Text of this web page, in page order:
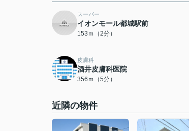
スーパー
イオンモール都城駅前
153ｍ（2分）
皮膚科
酒井皮膚科医院
356ｍ（5分）
近隣の物件